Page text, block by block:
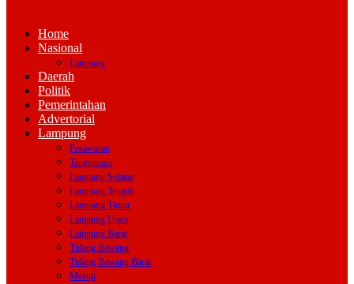
Home
Nasional
Lampung
Daerah
Politik
Pemerintahan
Advertorial
Lampung
Pesawaran
Tanggamus
Lampung Selatan
Lampung Tengah
Lampung Timur
Lampung Utara
Lampung Barat
Tulang Bawang
Tulang Bawang Barat
Mesuji